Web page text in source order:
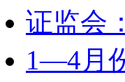
证监会
1—4月